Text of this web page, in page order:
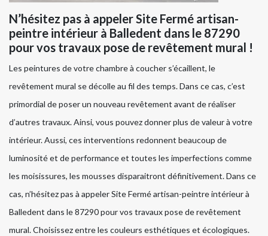
N’hésitez pas à appeler Site Fermé artisan-
peintre intérieur à Balledent dans le 87290
pour vos travaux pose de revêtement mural !
Les peintures de votre chambre à coucher s’écaillent, le
revêtement mural se décolle au fil des temps. Dans ce cas, c’est
primordial de poser un nouveau revêtement avant de réaliser
d’autres travaux. Ainsi, vous pouvez donner plus de valeur à votre
intérieur. Aussi, ces interventions redonnent beaucoup de
luminosité et de performance et toutes les imperfections comme
les moisissures, les mousses disparaitront définitivement. Dans ce
cas, n’hésitez pas à appeler Site Fermé artisan-peintre intérieur à
Balledent dans le 87290 pour vos travaux pose de revêtement
mural. Choisissez entre les couleurs esthétiques et écologiques.